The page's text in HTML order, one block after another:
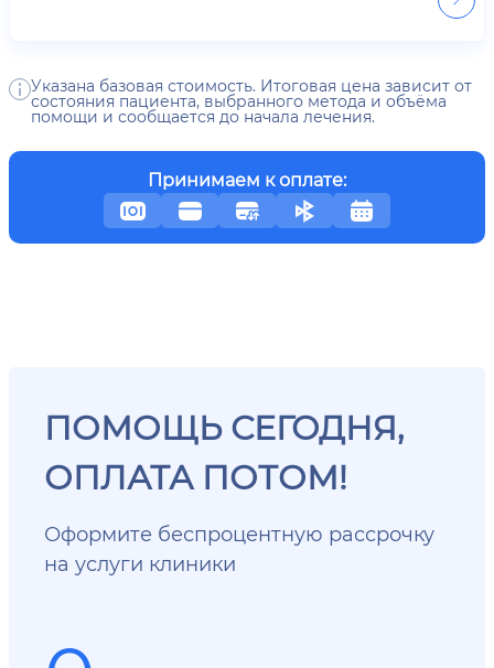
Указана базовая стоимость. Итоговая цена зависит от
состояния пациента, выбранного метода и объёма
помощи и сообщается до начала лечения.
Принимаем к оплате:
ПОМОЩЬ СЕГОДНЯ,
ОПЛАТА ПОТОМ!
Оформите беспроцентную рассрочку
на услуги клиники